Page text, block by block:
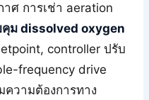
ศ การเช่า aeration
คุม dissolved oxygen
controller ปรับ
frequency drive
ความต้องการทาง